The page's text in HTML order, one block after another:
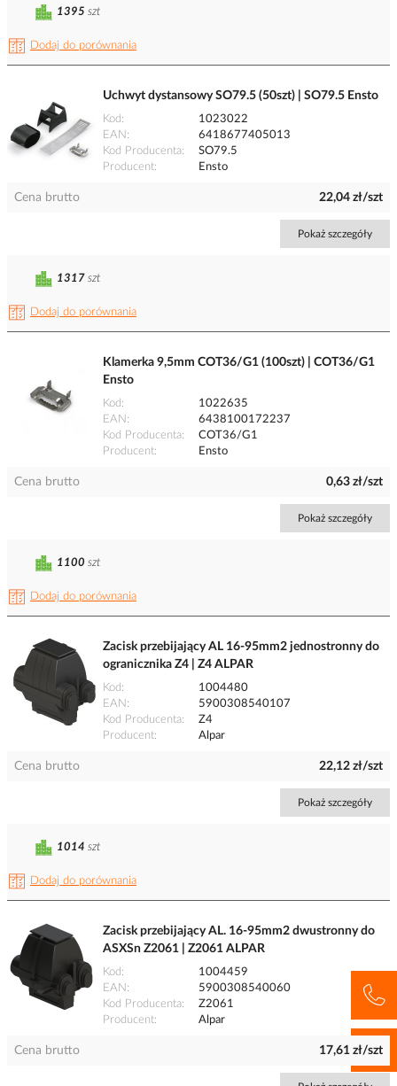
Dodaj do porównania
1395 szt
Uchwyt dystansowy SO79.5 (50szt) | SO79.5 Ensto
Kod
1023022
EAN
6418677405013
Kod Producenta
SO79.5
Producent
Ensto
Cena brutto 22,04 zł/szt
Pokaż szczegóły
Dodaj do porównania
1317 szt
Klamerka 9,5mm COT36/G1 (100szt) | COT36/G1
Ensto
Kod
1022635
EAN
6438100172237
Kod Producenta
COT36/G1
Producent
Ensto
Cena brutto 0,63 zł/szt
Pokaż szczegóły
Dodaj do porównania
1100 szt
Zacisk przebijający AL 16-95mm2 jednostronny do
ogranicznika Z4 | Z4 ALPAR
Kod
1004480
EAN
5900308540107
Kod Producenta
Z4
Producent
Alpar
Cena brutto 22,12 zł/szt
Pokaż szczegóły
Dodaj do porównania
1014 szt
Zacisk przebijający AL. 16-95mm2 dwustronny do
ASXSn Z2061 | Z2061 ALPAR
Kod
1004459
EAN
5900308540060
Kod Producenta
Z2061
Producent
Alpar
Cena brutto 17,61 zł/szt